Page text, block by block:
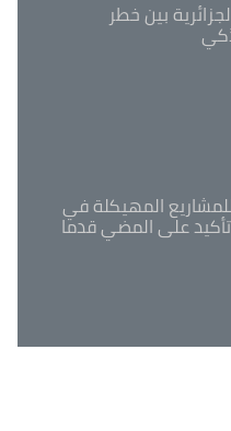
بين خطر
المهيكلة في
على المضي قدما